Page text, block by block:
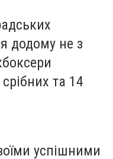
додому не з
та 14
успішними